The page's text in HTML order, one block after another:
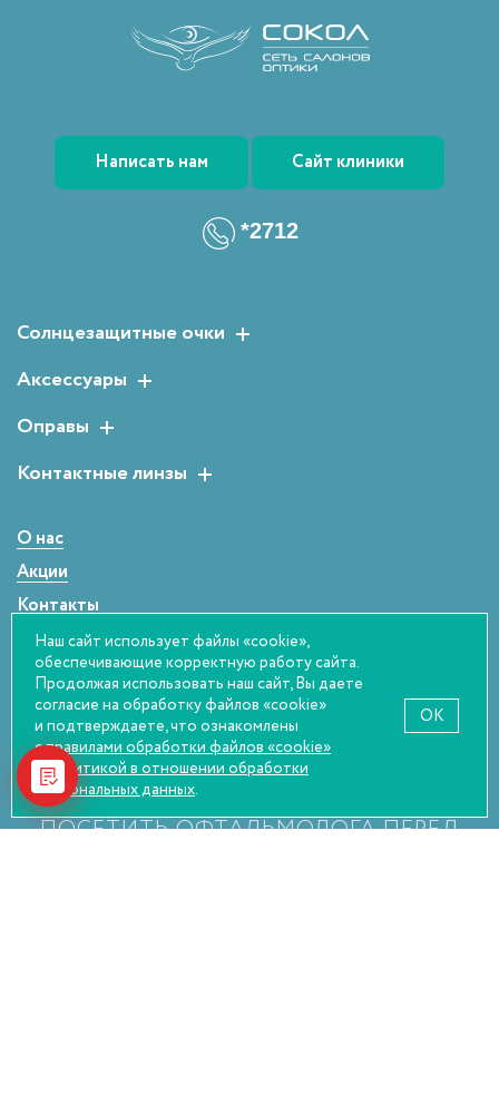
Написать нам Сайт клиники
*2712
Солнцезащитные очки
Детские солнцезащитные очки
Аксессуары
Оправы
Детские оправы
Контактные линзы
Однодневные
Сферические
О нас
Акции
Контакты
Статьи
Оплата и возврат
Правовая информация
НАСТОЯТЕЛЬНО РЕКОМЕНДУЕМ
ПОСЕТИТЬ ОФТАЛЬМОЛОГА ПЕРЕД
Наш сайт использует файлы «cookie»,
обеспечивающие корректную работу сайта.
Продолжая использовать наш сайт, Вы даете
согласие на обработку файлов «cookie»
и подтверждаете, что ознакомлены
с правилами обработки файлов «cookie»
иполитикой в отношении обработки
персональных данных.
OK